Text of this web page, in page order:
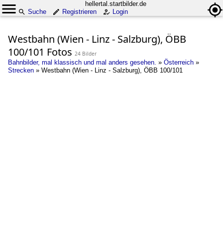
hellertal.startbilder.de
Suche
Registrieren Login
Westbahn (Wien - Linz - Salzburg), ÖBB
100/101 Fotos 24 Bilder
Bahnbilder, mal klassisch und mal anders gesehen. » Österreich »
Strecken » Westbahn (Wien - Linz - Salzburg), ÖBB 100/101